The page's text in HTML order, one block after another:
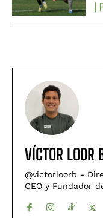
VÍCTOR LOOR
@victorloorb -
CEO y Fundador